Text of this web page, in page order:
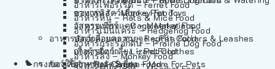
อาหารเฟอร์เร็ต – Ferret Food
อาหารหนู – Rats & Mice Food
อาหารเม่นแคระ – Hedgehog Food
อาหารกระรอกดิน – Prairie Dog Food
อาหารลิง – Monkey Food
อาหารลิง – Monkey Food
อาหารเมียร์แคท – Meerkat Food
อาหารสัตว์เลี้อยคลาน – Reptile Food
อาหารกิ้งก่า – Lizard Food
อาหารงู – Snake Food
ของเล่นสัตว์เลี้ยง – Pet Toys
วัสดุรองกรง – Cage Materials
ปลอกคอและสายจูง – Pet Collars & Leashes
เสื้อผ้าสัตว์เลี้ยง – Pet Clothes
ของใช้สำหรับสัตว์เลี้ยง – More For Pets
กรงสัตว์เลี้ยง – Pet Cages